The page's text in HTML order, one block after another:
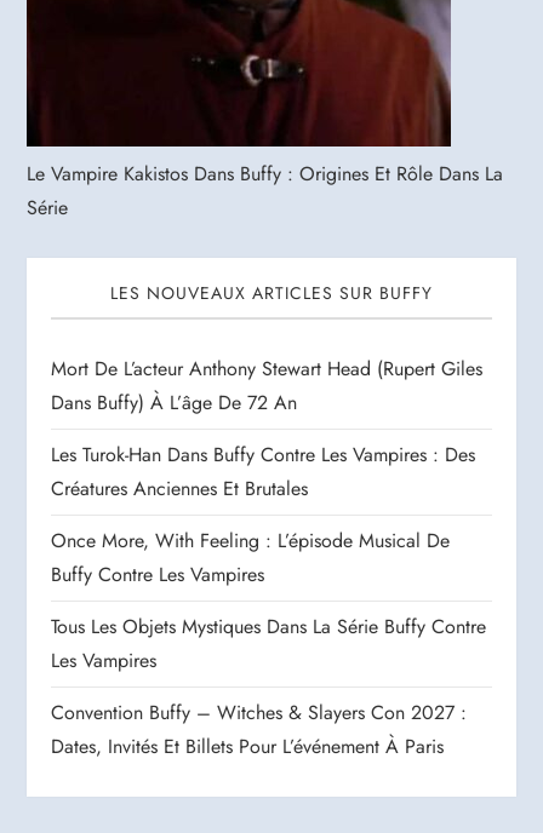
Le Vampire Kakistos Dans Buffy : Origines Et Rôle Dans La
Série
LES NOUVEAUX ARTICLES SUR BUFFY
Mort De L’acteur Anthony Stewart Head (Rupert Giles
Dans Buffy) À L’âge De 72 An
Les Turok-Han Dans Buffy Contre Les Vampires : Des
Créatures Anciennes Et Brutales
Once More, With Feeling : L’épisode Musical De
Buffy Contre Les Vampires
Tous Les Objets Mystiques Dans La Série Buffy Contre
Les Vampires
Convention Buffy – Witches & Slayers Con 2027 :
Dates, Invités Et Billets Pour L’événement À Paris